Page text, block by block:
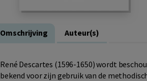
Omschrijving Auteur(s)
René Descartes (1596-1650) wordt
bekend voor zijn gebruik van de